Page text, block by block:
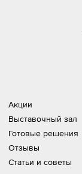
Акции
Выставочный зал
Готовые решения
Отзывы
Статьи и советы